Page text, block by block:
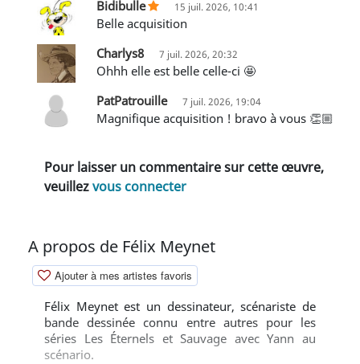
Bidibulle 15 juil. 2026, 10:41
belle acquisition
Charlys8
7 juil. 2026, 20:32
Ohhh elle est belle celle-ci 🤩
PatPatrouille
7 juil. 2026, 19:04
magnifique acquisition ! bravo à vous 👏🏼
Pour laisser un commentaire sur cette œuvre,
veuillezvous connecter
A propos de Félix Meynet
Ajouter à mes artistes favoris
Félix Meynet est un dessinateur, scénariste de
bande dessinée connu entre autres pour les
séries Les Éternels et Sauvage avec Yann au
scénario.